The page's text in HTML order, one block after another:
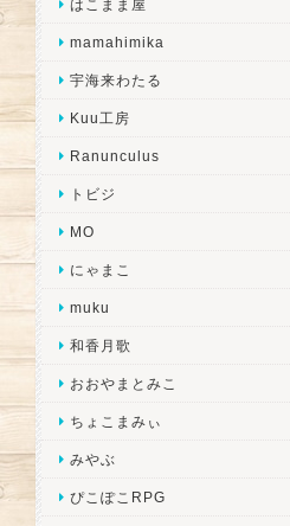
はこまま屋
mamahimika
宇海来わたる
Kuu工房
Ranunculus
トビジ
MO
にゃまこ
muku
和香月歌
おおやまとみこ
ちょこまみぃ
みやぶ
ぴこぽこRPG